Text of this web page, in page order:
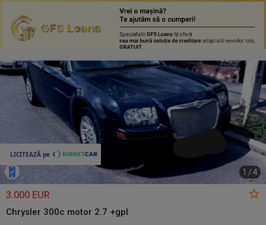
1 /4
3.000 EUR
Chrysler 300c motor 2.7 +gpl